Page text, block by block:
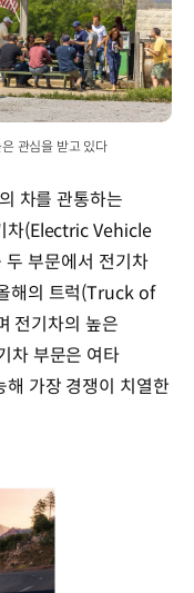
관심을 받고 있다
차를 관통하는
차(Electric Vehicle
부문에서 전기차
해의 트럭(Truck of
전기차의 높은
차 부문은 여타
가장 경쟁이 치열한